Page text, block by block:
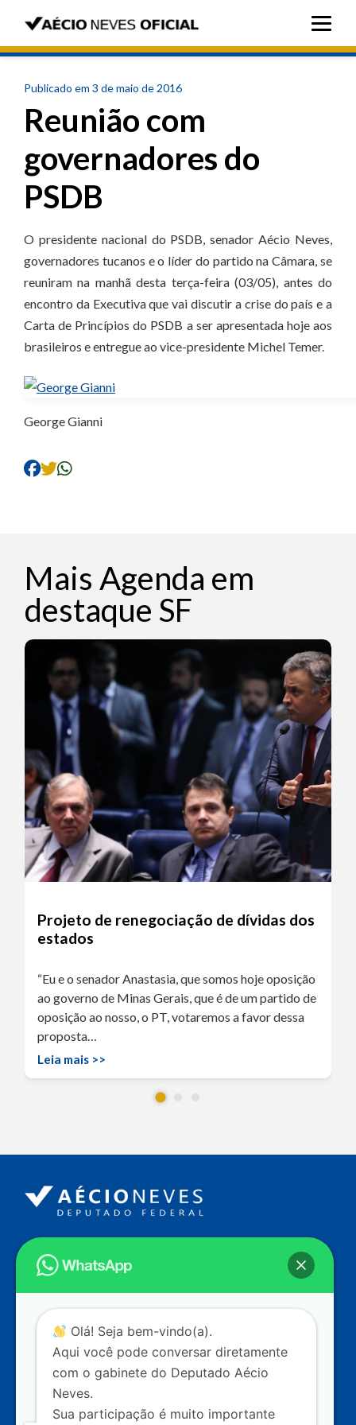
Publicado em 3 de maio de 2016
Reunião com
governadores do
PSDB
O presidente nacional do PSDB, senador Aécio Neves,
governadores tucanos e o líder do partido na Câmara, se
reuniram na manhã desta terça-feira (03/05), antes do
encontro da Executiva que vai discutir a crise do país e a
Carta de Princípios do PSDB a ser apresentada hoje aos
brasileiros e entregue ao vice-presidente Michel Temer.
George Gianni
Mais Agenda em
destaque SF
Projeto de renegociação de dívidas dos
estados
“Eu e o senador Anastasia, que somos hoje oposição
ao governo de Minas Gerais, que é de um partido de
oposição ao nosso, o PT, votaremos a favor dessa
proposta…
Leia mais >>
Endereço
Câmara dos Deputados
Ed. Principal, Ala C – Gabinete
Contato
dep.aecioneves@camara.leg.br
+55 (61) 3215-5964
+55 (31) 3261-0121
Olá! Seja bem-vindo(a).
Aqui você pode conversar diretamente
com o gabinete do Deputado Aécio
Neves.
Sua participação é muito importante